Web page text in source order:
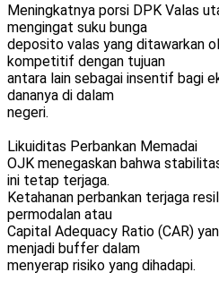
Meningkatnya porsi DPK Valas
mengingat suku bunga
deposito valas yang ditawarkan
kompetitif dengan tujuan
antara lain sebagai insentif bagi
dananya di dalam
negeri.
Likuiditas Perbankan Memadai
OJK menegaskan bahwa
ini tetap terjaga.
Ketahanan perbankan terjaga
permodalan atau
Capital Adequacy Ratio (CAR)
menjadi buffer dalam
menyerap risiko yang dihadapi.